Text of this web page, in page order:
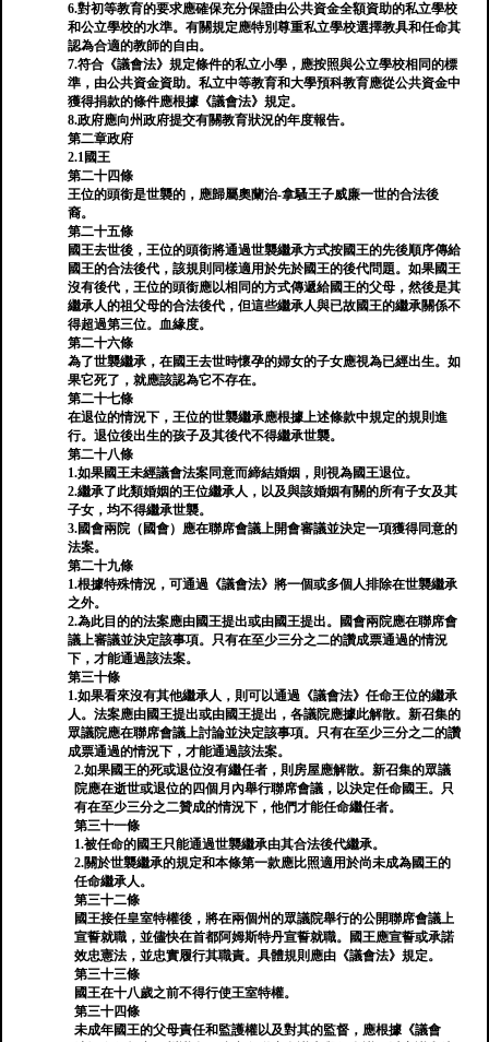
6.對初等教育的要求應確保充分保證由公共資金全額資助的私立學校
和公立學校的水準。有關規定應特別尊重私立學校選擇教具和任命其
認為合適的教師的自由。
7.符合《議會法》規定條件的私立小學，應按照與公立學校相同的標
準，由公共資金資助。私立中等教育和大學預科教育應從公共資金中
獲得捐款的條件應根據《議會法》規定。
8.政府應向州政府提交有關教育狀況的年度報告。
第二章政府
2.1國王
第二十四條
王位的頭銜是世襲的，應歸屬奧蘭治-拿騷王子威廉一世的合法後
裔。
第二十五條
國王去世後，王位的頭銜將通過世襲繼承方式按國王的先後順序傳給
國王的合法後代，該規則同樣適用於先於國王的後代問題。如果國王
沒有後代，王位的頭銜應以相同的方式傳遞給國王的父母，然後是其
繼承人的祖父母的合法後代，但這些繼承人與已故國王的繼承關係不
得超過第三位。血緣度。
第二十六條
為了世襲繼承，在國王去世時懷孕的婦女的子女應視為已經出生。如
果它死了，就應該認為它不存在。
第二十七條
在退位的情況下，王位的世襲繼承應根據上述條款中規定的規則進
行。退位後出生的孩子及其後代不得繼承世襲。
第二十八條
1.如果國王未經議會法案同意而締結婚姻，則視為國王退位。
2.繼承了此類婚姻的王位繼承人，以及與該婚姻有關的所有子女及其
子女，均不得繼承世襲。
3.國會兩院（國會）應在聯席會議上開會審議並決定一項獲得同意的
法案。
第二十九條
1.根據特殊情況，可通過《議會法》將一個或多個人排除在世襲繼承
之外。
2.為此目的的法案應由國王提出或由國王提出。國會兩院應在聯席會
議上審議並決定該事項。只有在至少三分之二的讚成票通過的情況
下，才能通過該法案。
第三十條
1.如果看來沒有其他繼承人，則可以通過《議會法》任命王位的繼承
人。法案應由國王提出或由國王提出，各議院應據此解散。新召集的
眾議院應在聯席會議上討論並決定該事項。只有在至少三分之二的讚
成票通過的情況下，才能通過該法案。
2.如果國王的死或退位沒有繼任者，則房屋應解散。新召集的眾議
院應在逝世或退位的四個月內舉行聯席會議，以決定任命國王。只
有在至少三分之二贊成的情況下，他們才能任命繼任者。
第三十一條
1.被任命的國王只能通過世襲繼承由其合法後代繼承。
2.關於世襲繼承的規定和本條第一款應比照適用於尚未成為國王的
任命繼承人。
第三十二條
國王接任皇室特權後，將在兩個州的眾議院舉行的公開聯席會議上
宣誓就職，並儘快在首都阿姆斯特丹宣誓就職。國王應宣誓或承諾
效忠憲法，並忠實履行其職責。具體規則應由《議會法》規定。
第三十三條
國王在十八歲之前不得行使王室特權。
第三十四條
未成年國王的父母責任和監護權以及對其的監督，應根據《議會